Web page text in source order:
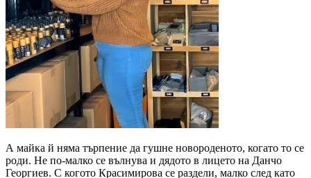
А майка й няма търпение да гушне новороденото, когато то се
роди. Не по-малко се вълнува и дядото в лицето на Данчо
Георгиев. С когото Красимирова се раздели, малко след като